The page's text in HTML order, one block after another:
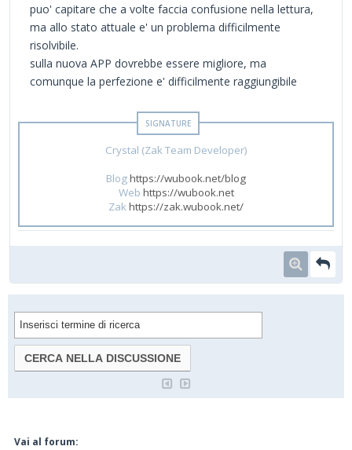
puo' capitare che a volte faccia confusione nella lettura,
ma allo stato attuale e' un problema difficilmente
risolvibile.
sulla nuova APP dovrebbe essere migliore, ma
comunque la perfezione e' difficilmente raggiungibile
Crystal (Zak Team Developer)
Bloghttps://wubook.net/blog
Web https://wubook.net
Zakhttps://zak.wubook.net/
Vai al forum: